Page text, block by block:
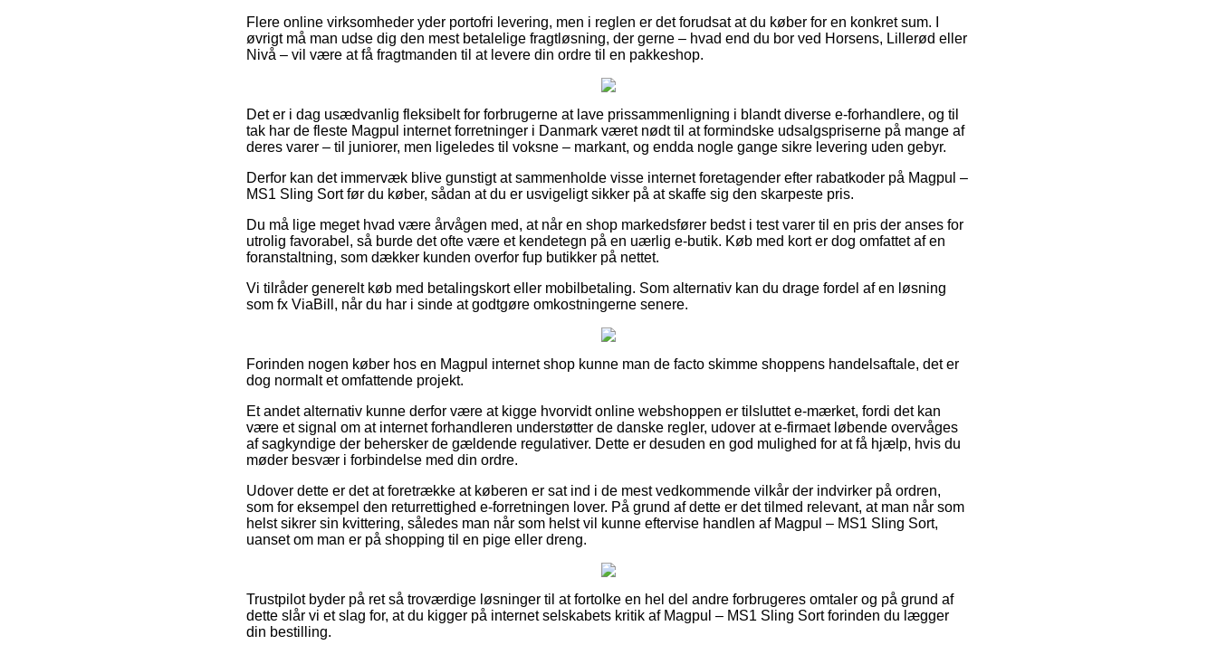
Flere online virksomheder yder portofri levering, men i reglen er det forudsat at du køber for en konkret sum. I
øvrigt må man udse dig den mest betalelige fragtløsning, der gerne – hvad end du bor ved Horsens, Lillerød eller
Nivå – vil være at få fragtmanden til at levere din ordre til en pakkeshop.
Det er i dag usædvanlig fleksibelt for forbrugerne at lave prissammenligning i blandt diverse e-forhandlere, og til
tak har de fleste Magpul internet forretninger i Danmark været nødt til at formindske udsalgspriserne på mange af
deres varer – til juniorer, men ligeledes til voksne – markant, og endda nogle gange sikre levering uden gebyr.
Derfor kan det immervæk blive gunstigt at sammenholde visse internet foretagender efter rabatkoder på Magpul –
MS1 Sling Sort før du køber, sådan at du er usvigeligt sikker på at skaffe sig den skarpeste pris.
Du må lige meget hvad være årvågen med, at når en shop markedsfører bedst i test varer til en pris der anses for
utrolig favorabel, så burde det ofte være et kendetegn på en uærlig e-butik. Køb med kort er dog omfattet af en
foranstaltning, som dækker kunden overfor fup butikker på nettet.
Vi tilråder generelt køb med betalingskort eller mobilbetaling. Som alternativ kan du drage fordel af en løsning
som fx ViaBill, når du har i sinde at godtgøre omkostningerne senere.
Forinden nogen køber hos en Magpul internet shop kunne man de facto skimme shoppens handelsaftale, det er
dog normalt et omfattende projekt.
Et andet alternativ kunne derfor være at kigge hvorvidt online webshoppen er tilsluttet e-mærket, fordi det kan
være et signal om at internet forhandleren understøtter de danske regler, udover at e-firmaet løbende overvåges
af sagkyndige der behersker de gældende regulativer. Dette er desuden en god mulighed for at få hjælp, hvis du
møder besvær i forbindelse med din ordre.
Udover dette er det at foretrække at køberen er sat ind i de mest vedkommende vilkår der indvirker på ordren,
som for eksempel den returrettighed e-forretningen lover. På grund af dette er det tilmed relevant, at man når som
helst sikrer sin kvittering, således man når som helst vil kunne eftervise handlen af Magpul – MS1 Sling Sort,
uanset om man er på shopping til en pige eller dreng.
Trustpilot byder på ret så troværdige løsninger til at fortolke en hel del andre forbrugeres omtaler og på grund af
dette slår vi et slag for, at du kigger på internet selskabets kritik af Magpul – MS1 Sling Sort forinden du lægger
din bestilling.